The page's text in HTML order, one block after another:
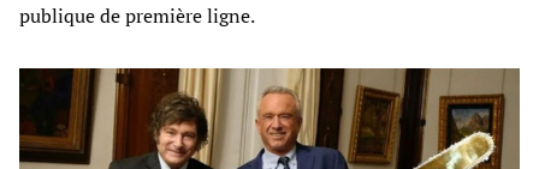
publique de première ligne.